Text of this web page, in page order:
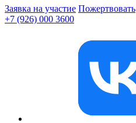
Заявка на участие Пожертвовать
+7 (926) 000 3600